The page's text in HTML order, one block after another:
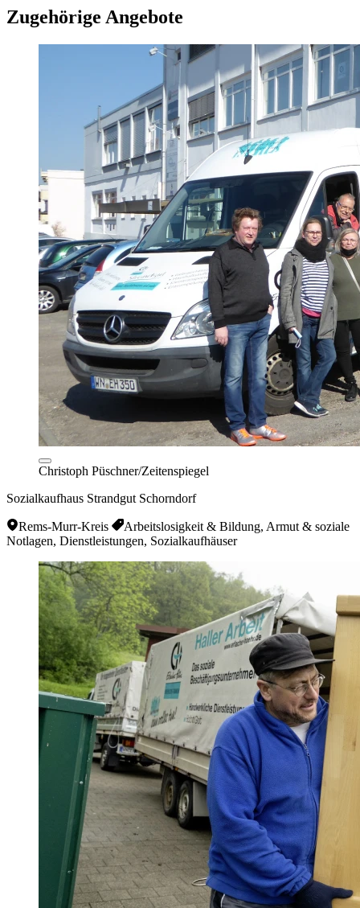
Zugehörige Angebote
Christoph Püschner/Zeitenspiegel
Sozialkaufhaus Strandgut Schorndorf
Rems-Murr-Kreis
Arbeitslosigkeit & Bildung, Armut & soziale
Notlagen, Dienstleistungen, Sozialkaufhäuser